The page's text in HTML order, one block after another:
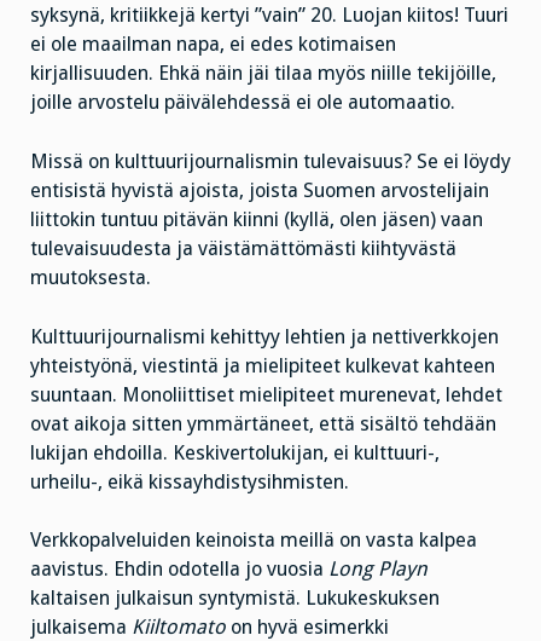
syksynä, kritiikkejä kertyi ”vain” 20. Luojan kiitos! Tuuri
ei ole maailman napa, ei edes kotimaisen
kirjallisuuden. Ehkä näin jäi tilaa myös niille tekijöille,
joille arvostelu päivälehdessä ei ole automaatio.
Missä on kulttuurijournalismin tulevaisuus? Se ei löydy
entisistä hyvistä ajoista, joista Suomen arvostelijain
liittokin tuntuu pitävän kiinni (kyllä, olen jäsen) vaan
tulevaisuudesta ja väistämättömästi kiihtyvästä
muutoksesta.
Kulttuurijournalismi kehittyy lehtien ja nettiverkkojen
yhteistyönä, viestintä ja mielipiteet kulkevat kahteen
suuntaan. Monoliittiset mielipiteet murenevat, lehdet
ovat aikoja sitten ymmärtäneet, että sisältö tehdään
lukijan ehdoilla. Keskivertolukijan, ei kulttuuri-,
urheilu-, eikä kissayhdistysihmisten.
Verkkopalveluiden keinoista meillä on vasta kalpea
aavistus. Ehdin odotella jo vuosia Long Playn
kaltaisen julkaisun syntymistä. Lukukeskuksen
julkaisema Kiiltomato on hyvä esimerkki